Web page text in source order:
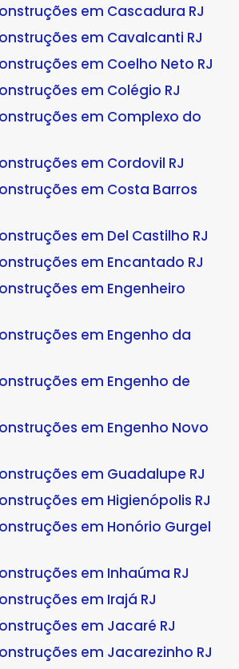
em Cascadura RJ
em Cavalcanti RJ
em Coelho Neto RJ
em Colégio RJ
em Complexo do
em Cordovil RJ
em Costa Barros
em Del Castilho RJ
em Encantado RJ
em Engenheiro
em Engenho da
em Engenho de
em Engenho Novo
em Guadalupe RJ
em Higienópolis RJ
em Honório Gurgel
em Inhaúma RJ
em Irajá RJ
em Jacaré RJ
em Jacarezinho RJ